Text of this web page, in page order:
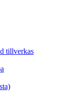
tillverkas